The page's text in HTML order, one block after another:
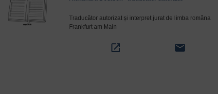
Traducător autorizat și interpret jurat de limba româna
Frankfurt am Main
open_in_new email